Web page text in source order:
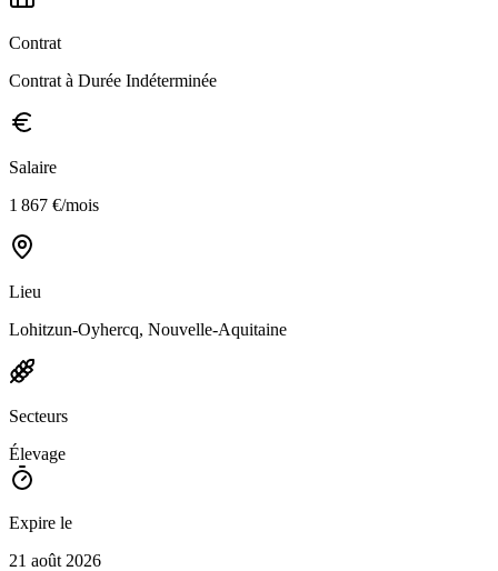
Contrat
Contrat à Durée Indéterminée
Salaire
1 867 €/mois
Lieu
Lohitzun-Oyhercq, Nouvelle-Aquitaine
Secteurs
Élevage
Expire le
21 août 2026